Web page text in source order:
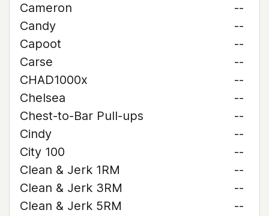
Cameron
--
Candy
--
Capoot
--
Carse
--
CHAD1000x
--
Chelsea
--
Chest-to-Bar Pull-ups
--
Cindy
--
City 100
--
Clean & Jerk 1RM
--
Clean & Jerk 3RM
--
Clean & Jerk 5RM
--